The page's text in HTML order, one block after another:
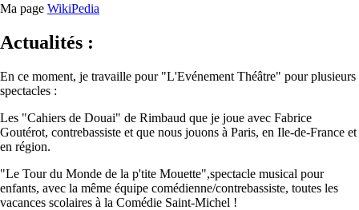
Ma page WikiPedia
Actualités :
En ce moment, je travaille pour "L'Evénement Théâtre" pour plusieurs
spectacles :
Les "Cahiers de Douai" de Rimbaud que je joue avec Fabrice
Goutérot, contrebassiste et que nous jouons à Paris, en Ile-de-France et
en région.
"Le Tour du Monde de la p'tite Mouette",spectacle musical pour
enfants, avec la même équipe comédienne/contrebassiste, toutes les
vacances scolaires à la Comédie Saint-Michel !